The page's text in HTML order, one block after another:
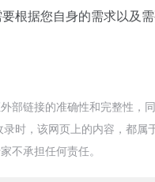
根据您自身的需求以及
部链接的准确性和完整性，
时，该网页上的内容，都属
不承担任何责任。